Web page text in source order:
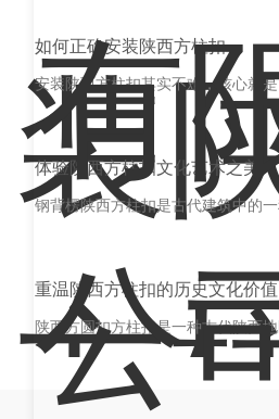
如何正确安装陕西方柱扣
体验陕西方柱扣文化艺术之美
重温陕西方柱扣的历史文化价值